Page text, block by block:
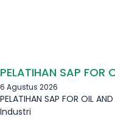
PELATIHAN SAP FOR
6 Agustus 2026
PELATIHAN SAP FOR OIL
Industri